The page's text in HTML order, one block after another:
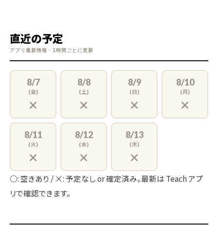
直近の予定
アプリ最新情報・1時間ごとに更新
8/7
(金)
×
8/8
(土)
×
8/9
(日)
×
8/10
(月)
×
8/11
(火)
×
8/12
(水)
×
8/13
(木)
×
○: 空きあり / ×: 予定なし or 確定済み。最新は Teach アプ
リで確認できます。